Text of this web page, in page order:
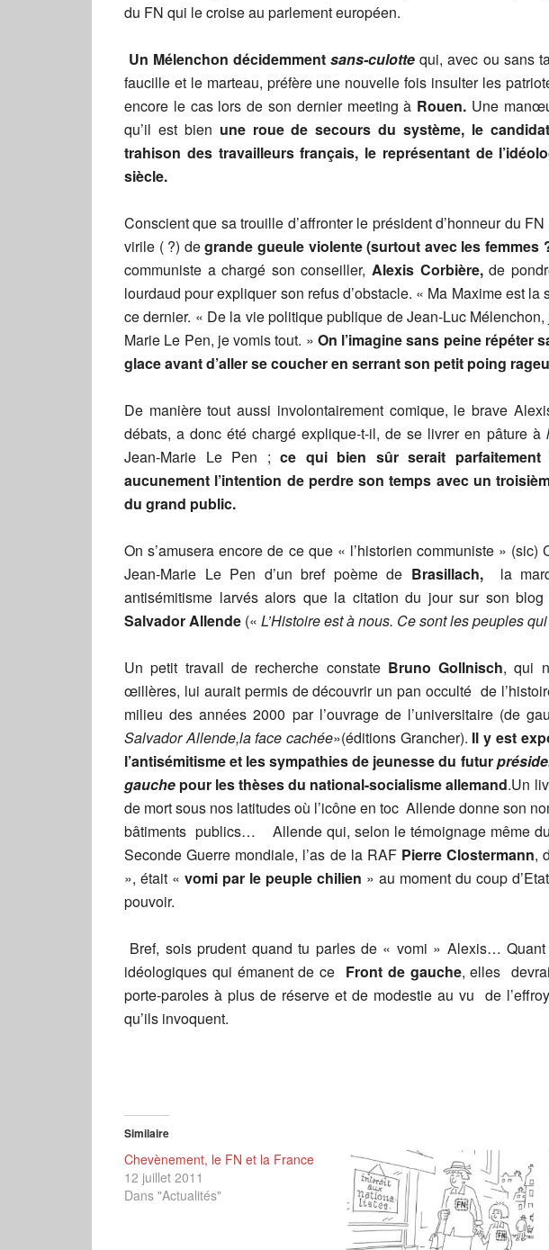
du FN qui le croise au parlement européen.
Un Mélenchon décidemment sans-culotte qui, avec ou sans
faucille et le marteau, préfère une nouvelle fois insulter les
encore le cas lors de son dernier meeting à Rouen. Une
qu’il est bien une roue de secours du système, le
trahison des travailleurs français, le représentant de
siècle.
Conscient que sa trouille d’affronter le président d’honneur du
virile ( ?) degrande gueule violente (surtout avec les femmes
communiste a chargé son conseiller,Alexis Corbière,de
lourdaud pour expliquer son refus d’obstacle. « Ma Maxime est
ce dernier. « De la vie politique publique de Jean-Luc
Marie Le Pen, je vomis tout. » On l’imagine sans peine répéter
glace avant d’aller se coucher en serrant son petit poing
De manière tout aussi involontairement comique, le brave
débats, a donc été chargé explique-t-il, de se livrer en pâture à
Jean-Marie Le Pen ;ce qui bien sûr serait parfaitement
aucunement l’intention de perdre son temps avec un
du grand public.
On s’amusera encore de ce que « l’historien communiste »
Jean-Marie Le Pen d’un bref poème de Brasillach,
la
antisémitisme larvés alors que la citation du jour sur son
Salvador Allende (« L’Histoire est à nous. Ce sont les peuples
Un petit travail de recherche constate Bruno Gollnisch, qui
œillères, lui aurait permis de découvrir un pan occulté de
milieu des années 2000 par l’ouvrage de l’universitaire (de
Salvador Allende,la face cachée»(éditions Grancher). Il y est
l’antisémitisme et les sympathies de jeunesse du futur
gauche pour les thèses du national-socialisme allemand.Un
de mort sous nos latitudes où l’icône en toc Allende donne son
bâtiments publics… Allende qui, selon le témoignage même
Seconde Guerre mondiale, l’as de la RAF Pierre Clostermann,
», était « vomi par le peuple chilien » au moment du coup
pouvoir.
Bref, sois prudent quand tu parles de « vomi » Alexis…
idéologiques qui émanent de ce Front de gauche, elles
porte-paroles à plus de réserve et de modestie au vu de
qu’ils invoquent.
Similaire
Chevènement, le FN et la France
12 juillet 2011
Dans "Actualités"